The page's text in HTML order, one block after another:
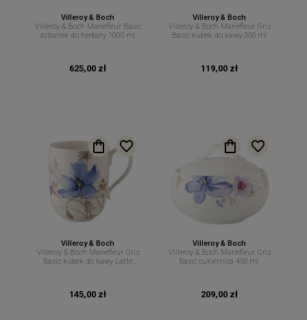
Villeroy & Boch
Villeroy & Boch Mariefleur Basic
dzbanek do herbaty 1000 ml.
625,00 zł
Villeroy & Boch
Villeroy & Boch Mariefleur Gris
Basic kubek do kawy 350 ml
119,00 zł
Villeroy & Boch
Villeroy & Boch Mariefleur Gris
Basic kubek do kawy Latte
145,00 zł
Villeroy & Boch
Villeroy & Boch Mariefleur Gris
Basic cukiernica 450 ml.
209,00 zł